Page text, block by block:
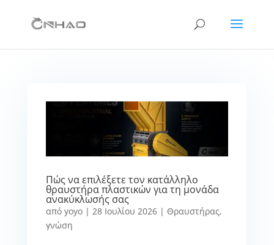
Πώς να επιλέξετε τον κατάλληλο
θραυστήρα πλαστικών για τη μονάδα
ανακύκλωσής σας
από yoyo| 28 Ιουλίου 2026| Θραυστήρας,
γνώση